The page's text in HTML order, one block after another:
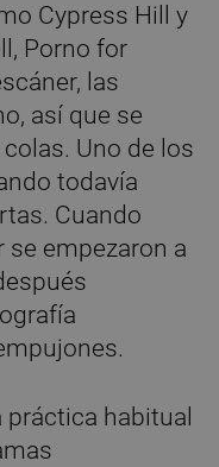
Cypress Hill y
Porno for
las
así que se
Uno de los
todavía
Cuando
se empezaron a
habitual